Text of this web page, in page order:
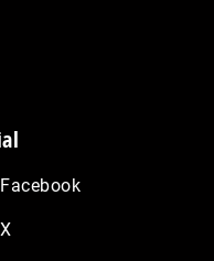
Facebook
X